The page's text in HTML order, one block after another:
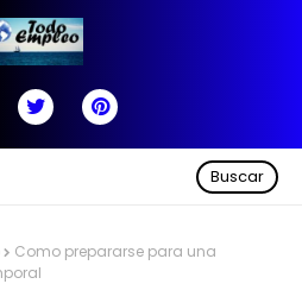
Buscar
Como prepararse para una